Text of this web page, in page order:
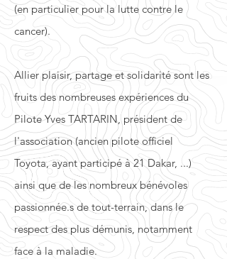
(en particulier pour la lutte contre le
cancer).
Allier plaisir, partage et solidarité sont les
fruits des nombreuses expériences du
Pilote Yves TARTARIN, président de
l'association (ancien pilote officiel
Toyota, ayant participé à 21 Dakar, ...)
ainsi que de les nombreux bénévoles
passionnée.s de tout-terrain, dans le
respect des plus démunis, notamment
face à la maladie.